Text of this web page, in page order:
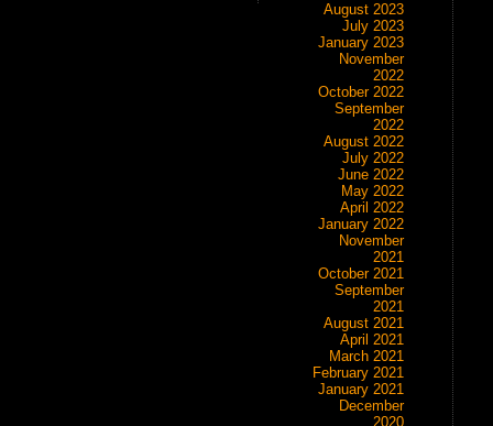
August 2023
July 2023
January 2023
November
2022
October 2022
September
2022
August 2022
July 2022
June 2022
May 2022
April 2022
January 2022
November
2021
October 2021
September
2021
August 2021
April 2021
March 2021
February 2021
January 2021
December
2020